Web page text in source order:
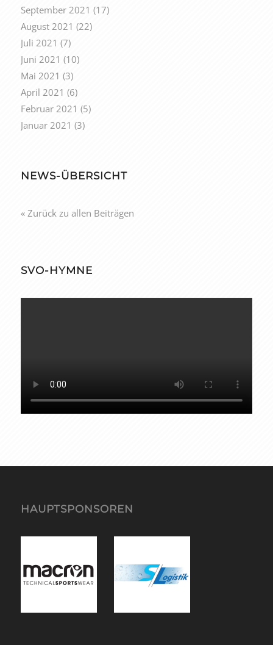
September 2021 (17)
August 2021 (22)
Juli 2021 (7)
Juni 2021 (10)
Mai 2021 (3)
April 2021 (6)
Februar 2021 (5)
Januar 2021 (3)
NEWS-ÜBERSICHT
« Zurück zu allen Beiträgen
SVO-HYMNE
HAUPTSPONSOREN